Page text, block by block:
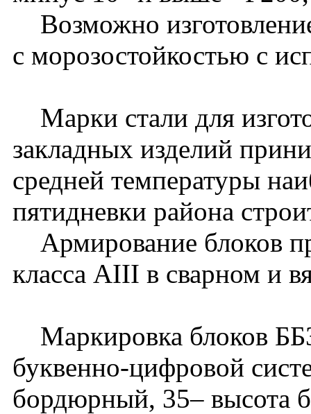
Возможно
с морозостойкостью с
Марки стали для
закладных изделий
средней температуры
пятидневки района
Армирование блоков
класса АIII в сварном и
Маркировка блоков
буквенно-цифровой
бордюрный, 35– высота